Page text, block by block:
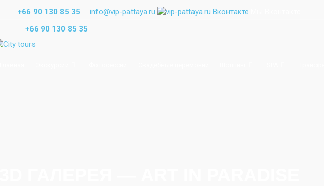
+66 90 130 85 35 info@vip-pattaya.ru
+66 90 130 85 35